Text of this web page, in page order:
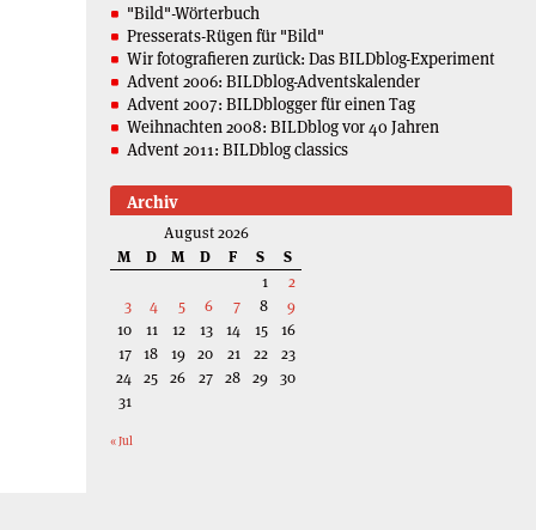
"Bild"-Wörterbuch
Presserats-Rügen für "Bild"
Wir fotografieren zurück: Das BILDblog-Experiment
Advent 2006: BILDblog-Adventskalender
Advent 2007: BILDblogger für einen Tag
Weihnachten 2008: BILDblog vor 40 Jahren
Advent 2011: BILDblog classics
Archiv
August 2026
M
D M D F S
S
1
2
3
4 5 6 7 8
9
10
11 12 13 14 15
16
17 18 19 20 21 22
23
24 25 26 27 28 29 30
31
« Jul